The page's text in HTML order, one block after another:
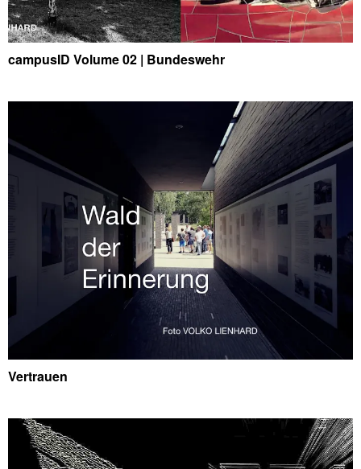
campusID Volume 02 | Bundeswehr
Vertrauen